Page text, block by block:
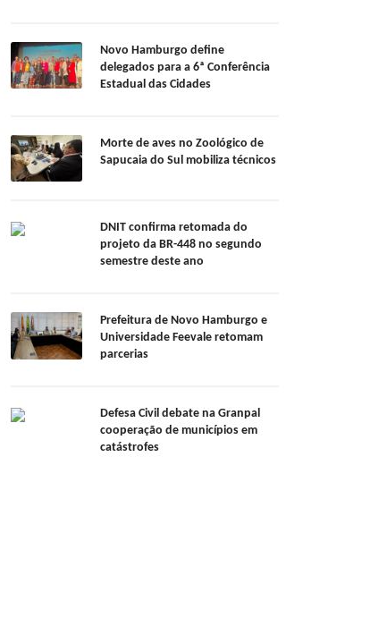
Novo Hamburgo define
delegados para a 6ª Conferência
Estadual das Cidades
Morte de aves no Zoológico de
Sapucaia do Sul mobiliza técnicos
DNIT confirma retomada do
projeto da BR-448 no segundo
semestre deste ano
Prefeitura de Novo Hamburgo e
Universidade Feevale retomam
parcerias
Defesa Civil debate na Granpal
cooperação de municípios em
catástrofes